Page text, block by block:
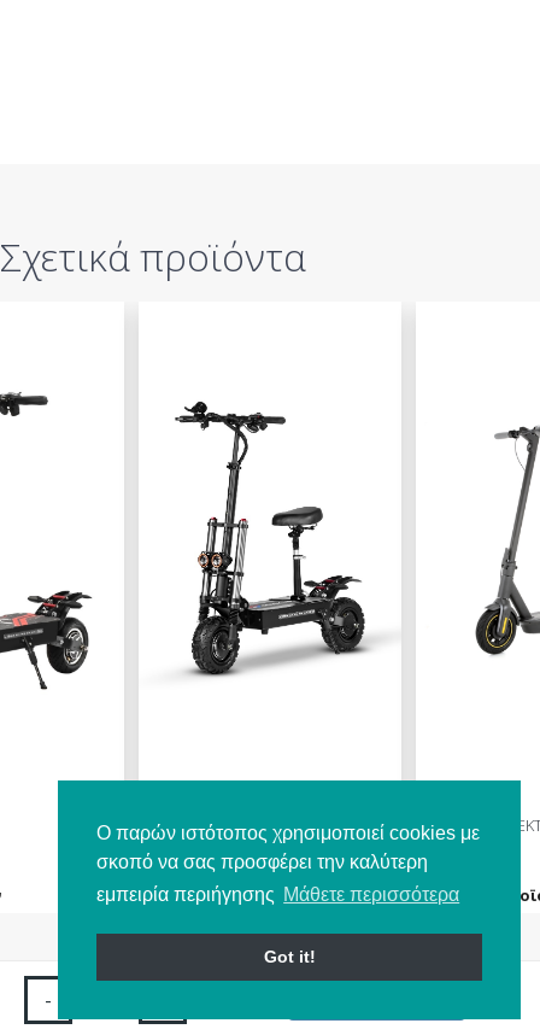
Ο παρών ιστότοπος χρησιμοποιεί cookies με
σκοπό να σας προσφέρει την καλύτερη
εμπειρία περιήγησης Μάθετε περισσότερα
Got it!
-
Σχετικά προϊόντα
EXPLORER 6000W
Δείτε το προϊόν
MAX G30P
Δείτε το